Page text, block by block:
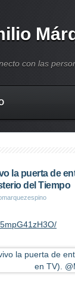
con las
la puerta de
del Tiempo